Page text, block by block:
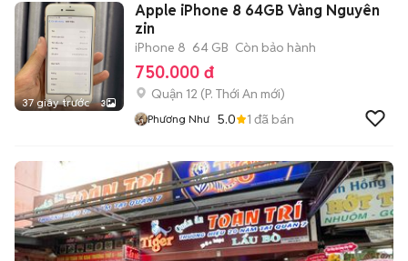
37 giây trước 3
Apple iPhone 8 64GB Vàng Nguyên
zin
iPhone 8 64 GB Còn bảo hành
750.000 đ
Quận 12 (P. Thới An mới)
Phương Như 5.0 1 đã bán